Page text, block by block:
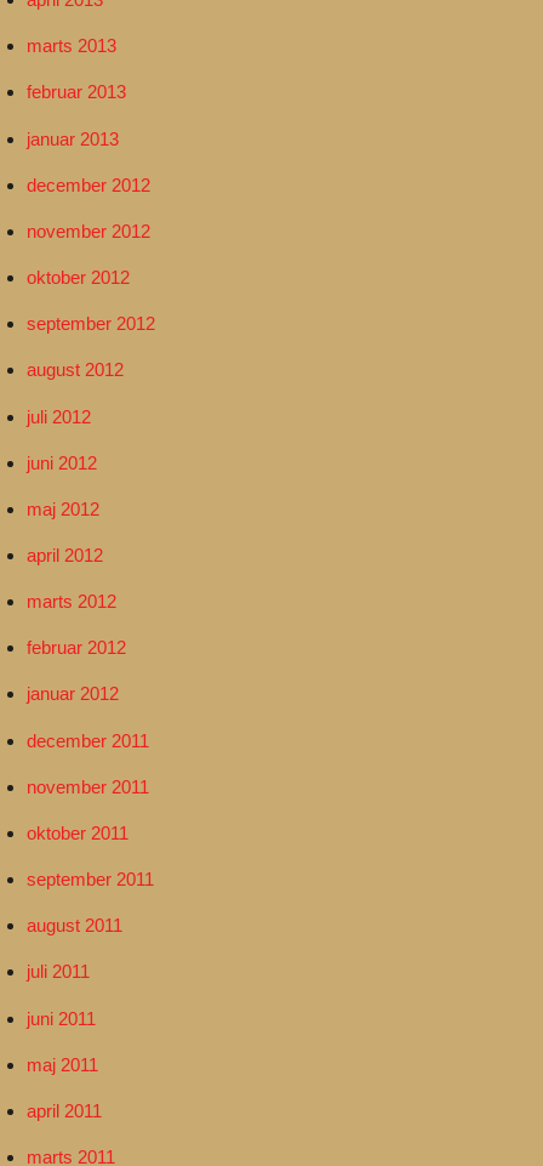
marts 2013
februar 2013
januar 2013
december 2012
november 2012
oktober 2012
september 2012
august 2012
juli 2012
juni 2012
maj 2012
april 2012
marts 2012
februar 2012
januar 2012
december 2011
november 2011
oktober 2011
september 2011
august 2011
juli 2011
juni 2011
maj 2011
april 2011
marts 2011